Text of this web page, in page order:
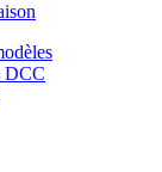
DCC